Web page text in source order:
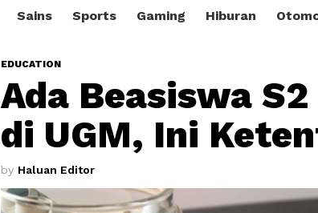
Sains Sports Gaming Hiburan
EDUCATION
Ada Beasiswa
di UGM, Ini
by Haluan Editor